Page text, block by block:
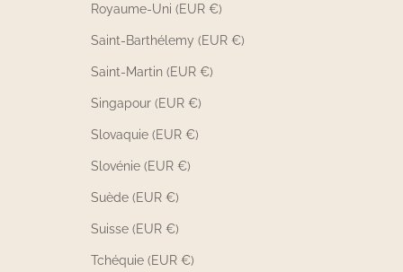
Royaume-Uni (EUR €)
Saint-Barthélemy (EUR €)
Saint-Martin (EUR €)
Singapour (EUR €)
Slovaquie (EUR €)
Slovénie (EUR €)
Suède (EUR €)
Suisse (EUR €)
Tchéquie (EUR €)